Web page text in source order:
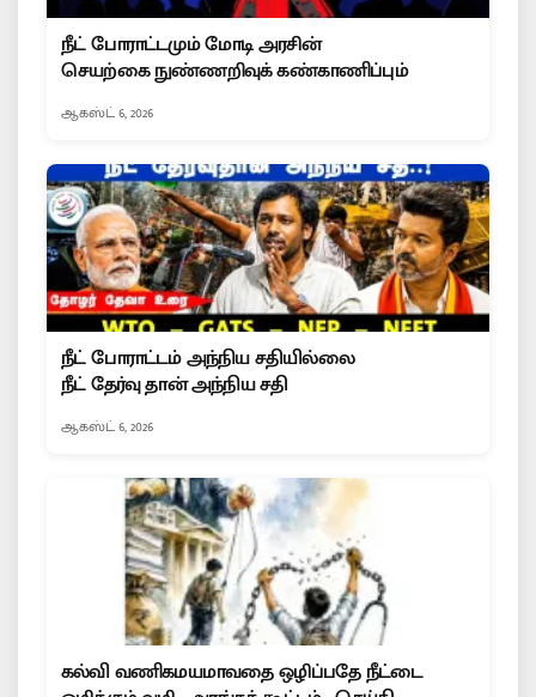
நீட் போராட்டமும் மோடி அரசின்
செயற்கை நுண்ணறிவுக் கண்காணிப்பும்
ஆகஸ்ட் 6, 2026
நீட் போராட்டம் அந்நிய சதியில்லை
நீட் தேர்வு தான் அந்நிய சதி
ஆகஸ்ட் 6, 2026
கல்வி வணிகமயமாவதை ஒழிப்பதே நீட்டை